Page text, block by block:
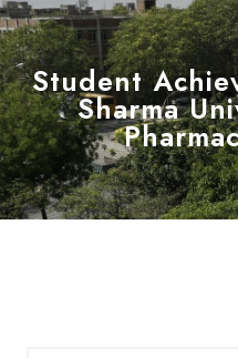
Student
Sharma